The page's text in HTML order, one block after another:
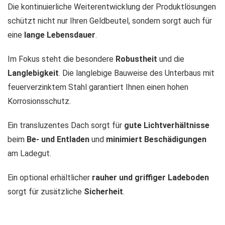
Europäischen Gerichtshof als ein Land mit einem nach
EU-Standards unzureichendem Datenschutzniveau
eingeschätzt. Es besteht insbesondere das Risiko, dass
Überwachungszwecken, möglicherweise auch ohne
Rechtsbehelfsmöglichkeiten, verarbeitet werden können.
Weitere Informationen über die von uns genutzten
Datenschutzerklärung.
Die kontinuierliche Weiterentwicklung der Produktlösungen
schützt nicht nur Ihren Geldbeutel, sondern sorgt auch für
eine lange Lebensdauer.
Im Fokus steht die besondere Robustheit und die
Langlebigkeit. Die langlebige Bauweise des Unterbaus mit
feuerverzinktem Stahl garantiert Ihnen einen hohen
Korrosionsschutz.
Ein transluzentes Dach sorgt für gute Lichtverhältnisse
beim Be- und Entladen und minimiert Beschädigungen
am Ladegut.
Ein optional erhältlicher rauher und griffiger Ladeboden
sorgt für zusätzliche Sicherheit.